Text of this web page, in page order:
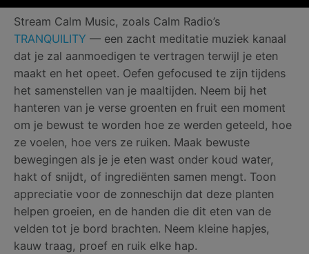
Stream Calm Music, zoals Calm Radio’s
TRANQUILITY — een zacht meditatie muziek kanaal
dat je zal aanmoedigen te vertragen terwijl je eten
maakt en het opeet. Oefen gefocused te zijn tijdens
het samenstellen van je maaltijden. Neem bij het
hanteren van je verse groenten en fruit een moment
om je bewust te worden hoe ze werden geteeld, hoe
ze voelen, hoe vers ze ruiken. Maak bewuste
bewegingen als je je eten wast onder koud water,
hakt of snijdt, of ingrediënten samen mengt. Toon
appreciatie voor de zonneschijn dat deze planten
helpen groeien, en de handen die dit eten van de
velden tot je bord brachten. Neem kleine hapjes,
kauw traag, proef en ruik elke hap.